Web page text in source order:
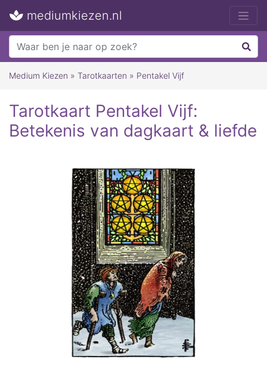
mediumkiezen.nl
Medium Kiezen » Tarotkaarten » Pentakel Vijf
Tarotkaart Pentakel Vijf:
Betekenis van dagkaart & liefde